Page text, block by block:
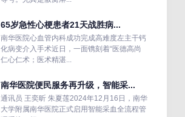
65岁急性心梗患者21天战胜病...
南华医院心血管内科成功完成高难度左主干钙
化病变介入手术近日，一面镌刻着“医德高尚
仁心仁术；医术精湛...
南华医院便民服务再升级，智能采...
通讯员 王奕昕 朱夏莲2024年12月16日，南华
大学附属南华医院正式启用智能采血全流程管